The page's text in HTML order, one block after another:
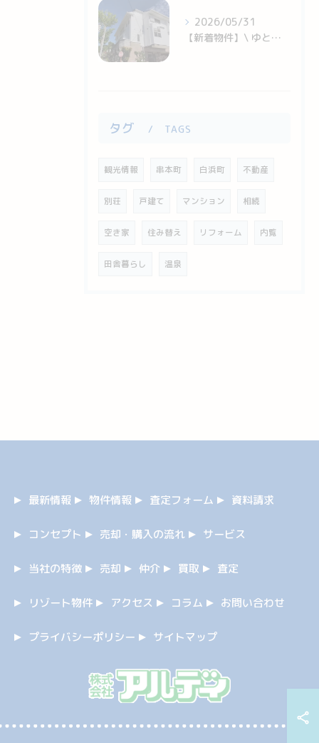
2026/05/31
【新着物件】\ ゆとりある間取りが魅力のおうち /
タグ TAGS
観光情報 串本町 白浜町 不動産
別荘 戸建て マンション 相続
空き家 住み替え リフォーム 内覧
田舎暮らし 温泉
最新情報 物件情報 査定フォーム 資料請求
コンセプト 売却・購入の流れ サービス
当社の特徴 売却 仲介 買取 査定
リゾート物件 アクセス コラム お問い合わせ
プライバシーポリシー サイトマップ